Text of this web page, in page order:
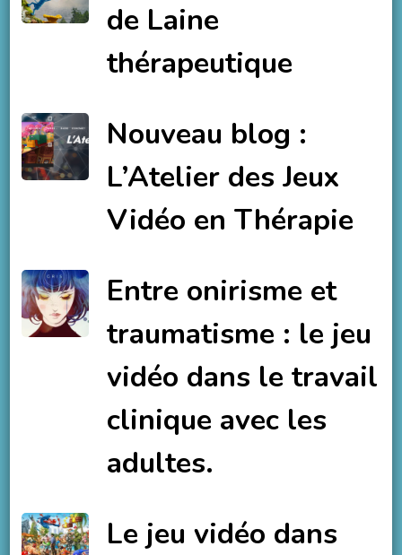
de Laine
thérapeutique
Nouveau blog :
L’Atelier des Jeux
Vidéo en Thérapie
Entre onirisme et
traumatisme : le jeu
vidéo dans le travail
clinique avec les
adultes.
Le jeu vidéo dans